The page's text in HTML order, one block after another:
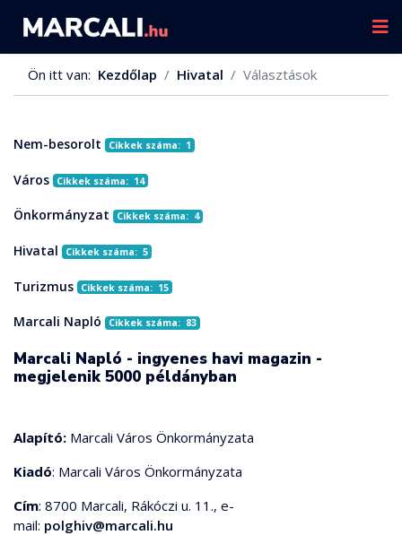
Ön itt van: Kezdőlap Hivatal Választások
Nem-besorolt Cikkek száma: 1
Város Cikkek száma: 14
Önkormányzat Cikkek száma: 4
Hivatal Cikkek száma: 5
Turizmus Cikkek száma: 15
Marcali Napló Cikkek száma: 83
Marcali Napló - ingyenes havi magazin -
megjelenik 5000 példányban
Alapító: Marcali Város Önkormányzata
Kiadó: Marcali Város Önkormányzata
Cím: 8700 Marcali, Rákóczi u. 11., e-
mail: polghiv@marcali.hu